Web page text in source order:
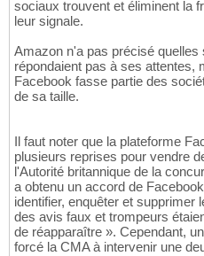
sociaux trouvent et éliminent la
leur signale.
Amazon n'a pas précisé
répondaient pas à ses attentes,
Facebook fasse partie des
de sa taille.
Il faut noter que la plateforme
plusieurs reprises pour vendre
l'Autorité britannique de la
a obtenu un accord de
identifier, enquêter et supprimer
des avis faux et trompeurs
de réapparaître ». Cependant,
forcé la CMA à intervenir une